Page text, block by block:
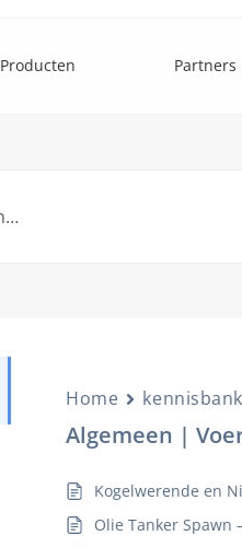
Producten Partners
Home kennisbank
Algemeen |
Kogelwerende en
Olie Tanker Spawn